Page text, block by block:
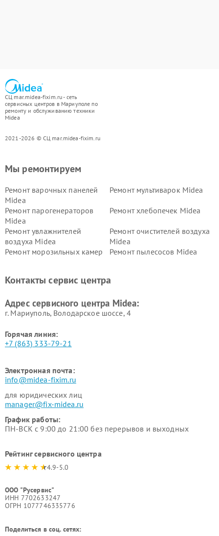
СЦ mar.midea-fixim.ru - сеть
сервисных центров в Мариуполе по
ремонту и обслуживанию техники
Midea
2021-2026 © СЦ mar.midea-fixim.ru
Мы ремонтируем
Ремонт варочных панелей
Midea
Ремонт мультиварок Midea
Ремонт парогенераторов
Midea
Ремонт хлебопечек Midea
Ремонт увлажнителей
воздуха Midea
Ремонт очистителей воздуха
Midea
Ремонт морозильных камер
Ремонт пылесосов Midea
пылесосов Midea
Midea
Контакты сервис центра
Адрес сервисного центра Midea:
г. Мариуполь, Володарское шоссе, 4
Горячая линия:
+7 (863) 333-79-21
Электронная почта:
info@midea-fixim.ru
для юридических лиц
manager@fix-midea.ru
График работы:
ПН-ВСК с 9:00 до 21:00 без перерывов и выходных
Рейтинг сервисного центра
4.9-5.0
ООО "Русервис"
ИНН 7702633247
ОГРН 1077746335776
Поделиться в соц. сетях: